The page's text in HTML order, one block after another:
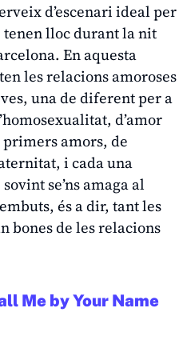
d’escenari ideal per
tenen lloc durant la nit
En aquesta
les relacions amoroses
una de diferent per a
d’amor
amors, de
i cada una
se’ns amaga al
és a dir, tant les
bones de les relacions
Me by Your Name